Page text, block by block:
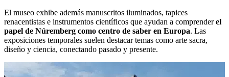
El museo exhibe además manuscritos iluminados, tapices
renacentistas e instrumentos científicos que ayudan a comprenderel
papel de Núremberg como centro de saber en Europa. Las
exposiciones temporales suelen destacar temas como arte sacra,
diseño y ciencia, conectando pasado y presente.